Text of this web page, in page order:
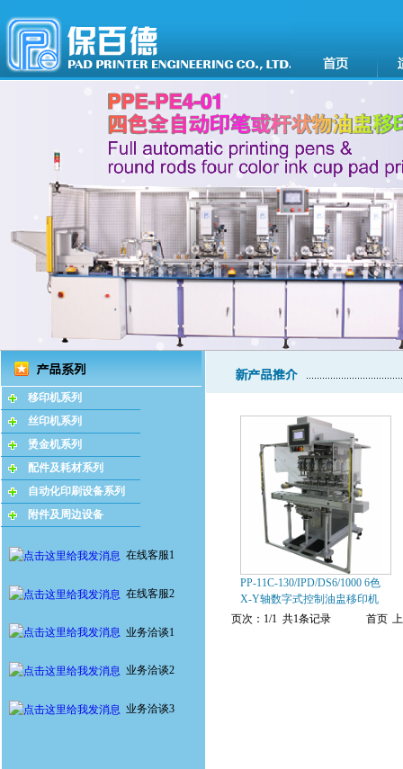
移印机系列
丝印机系列
烫金机系列
配件及耗材系列
自动化印刷设备系列
附件及周边设备
在线客服1
在线客服2
业务洽谈1
业务洽谈2
业务洽谈3
PP-11C-130/IPD/DS6/1000 6色
X-Y轴数字式控制油盅移印机
页次：1/1 共1条记录
首页